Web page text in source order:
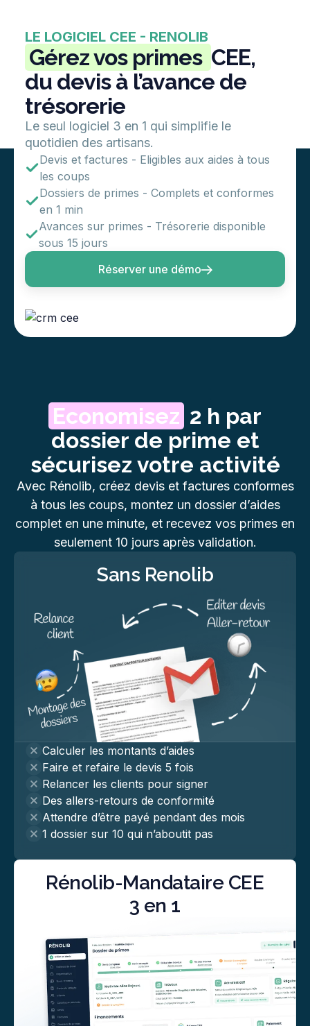
LE LOGICIEL CEE - RENOLIB
Gérez vos primes CEE,
du devis à l’avance de
trésorerie
Le seul logiciel 3 en 1 qui simplifie le
quotidien des artisans.
Devis et factures - Eligibles aux aides à tous
les coups
Dossiers de primes - Complets et conformes
en 1 min
Avances sur primes - Trésorerie disponible
sous 15 jours
Réserver une démo
Economisez 2 h par
dossier de prime et
sécurisez votre activité
Avec Rénolib, créez devis et factures conformes
à tous les coups, montez un dossier d’aides
complet en une minute, et recevez vos primes en
seulement 10 jours après validation.
Sans Renolib
Calculer les montants d’aides
Faire et refaire le devis 5 fois
Relancer les clients pour signer
Des allers-retours de conformité
Attendre d’être payé pendant des mois
1 dossier sur 10 qui n’aboutit pas
Rénolib-Mandataire CEE
3 en 1